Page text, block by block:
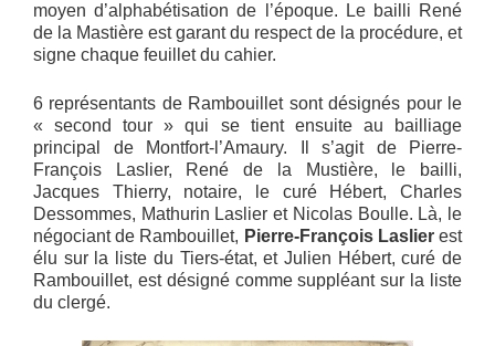
moyen d’alphabétisation de l’époque. Le bailli René
de la Mastière est garant du respect de la procédure, et
signe chaque feuillet du cahier.
6 représentants de Rambouillet sont désignés pour le
« second tour » qui se tient ensuite au bailliage
principal de Montfort-l’Amaury. Il s’agit de Pierre-
François Laslier, René de la Mustière, le bailli,
Jacques Thierry, notaire, le curé Hébert, Charles
Dessommes, Mathurin Laslier et Nicolas Boulle. Là, le
négociant de Rambouillet, Pierre-François Laslierest
élu sur la liste du Tiers-état, et Julien Hébert, curé de
Rambouillet, est désigné comme suppléant sur la liste
du clergé.